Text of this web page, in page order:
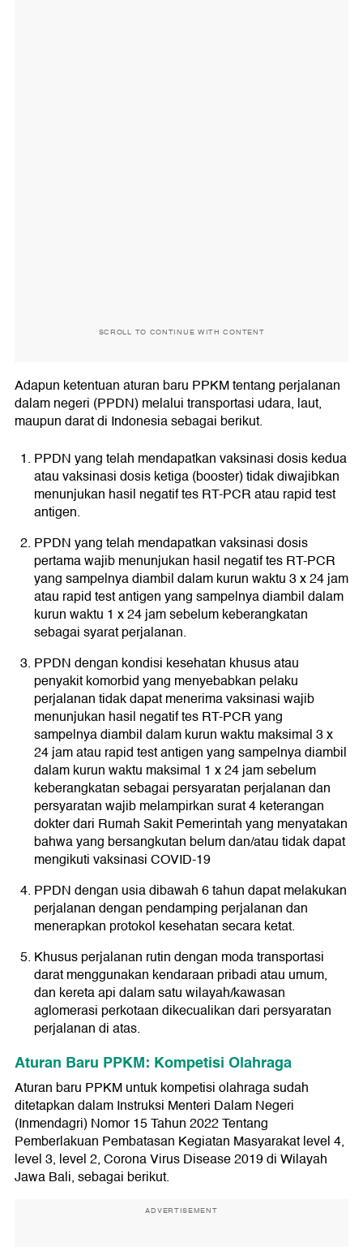
SCROLL TO CONTINUE WITH CONTENT
Adapun ketentuan aturan baru PPKM tentang perjalanan
dalam negeri (PPDN) melalui transportasi udara, laut,
maupun darat di Indonesia sebagai berikut.
PPDN yang telah mendapatkan vaksinasi dosis kedua
atau vaksinasi dosis ketiga (booster) tidak diwajibkan
menunjukan hasil negatif tes RT-PCR atau rapid test
antigen.
PPDN yang telah mendapatkan vaksinasi dosis
pertama wajib menunjukan hasil negatif tes RT-PCR
yang sampelnya diambil dalam kurun waktu 3 x 24 jam
atau rapid test antigen yang sampelnya diambil dalam
kurun waktu 1 x 24 jam sebelum keberangkatan
sebagai syarat perjalanan.
PPDN dengan kondisi kesehatan khusus atau
penyakit komorbid yang menyebabkan pelaku
perjalanan tidak dapat menerima vaksinasi wajib
menunjukan hasil negatif tes RT-PCR yang
sampelnya diambil dalam kurun waktu maksimal 3 x
24 jam atau rapid test antigen yang sampelnya diambil
dalam kurun waktu maksimal 1 x 24 jam sebelum
keberangkatan sebagai persyaratan perjalanan dan
persyaratan wajib melampirkan surat 4 keterangan
dokter dari Rumah Sakit Pemerintah yang menyatakan
bahwa yang bersangkutan belum dan/atau tidak dapat
mengikuti vaksinasi COVID-19
PPDN dengan usia dibawah 6 tahun dapat melakukan
perjalanan dengan pendamping perjalanan dan
menerapkan protokol kesehatan secara ketat.
Khusus perjalanan rutin dengan moda transportasi
darat menggunakan kendaraan pribadi atau umum,
dan kereta api dalam satu wilayah/kawasan
aglomerasi perkotaan dikecualikan dari persyaratan
perjalanan di atas.
Aturan Baru PPKM: Kompetisi Olahraga
Aturan baru PPKM untuk kompetisi olahraga sudah
ditetapkan dalam Instruksi Menteri Dalam Negeri
(Inmendagri) Nomor 15 Tahun 2022 Tentang
Pemberlakuan Pembatasan Kegiatan Masyarakat level 4,
level 3, level 2, Corona Virus Disease 2019 di Wilayah
Jawa Bali, sebagai berikut.
ADVERTISEMENT